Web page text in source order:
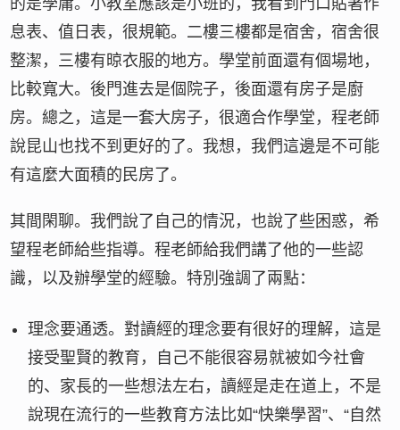
息表、值日表，很規範。二樓三樓都是宿舍，宿舍很
整潔，三樓有晾衣服的地方。學堂前面還有個場地，
比較寬大。後門進去是個院子，後面還有房子是廚
房。總之，這是一套大房子，很適合作學堂，程老師
說昆山也找不到更好的了。我想，我們這邊是不可能
有這麼大面積的民房了。
其間閑聊。我們說了自己的情況，也說了些困惑，希
望程老師給些指導。程老師給我們講了他的一些認
識，以及辦學堂的經驗。特別強調了兩點：
理念要通透。對讀經的理念要有很好的理解，這是
接受聖賢的教育，自己不能很容易就被如今社會
的、家長的一些想法左右，讀經是走在道上，不是
說現在流行的一些教育方法比如“快樂學習”、“自然